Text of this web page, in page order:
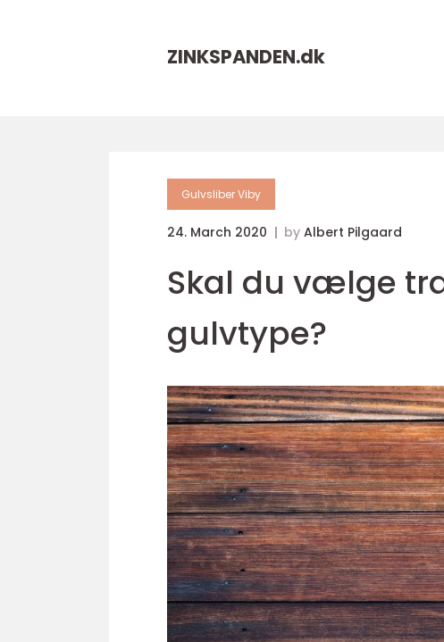
ZINKSPANDEN.dk
Gulvsliber Viby
24. March 2020 by Albert Pilgaard
Skal du vælge
gulvtype?